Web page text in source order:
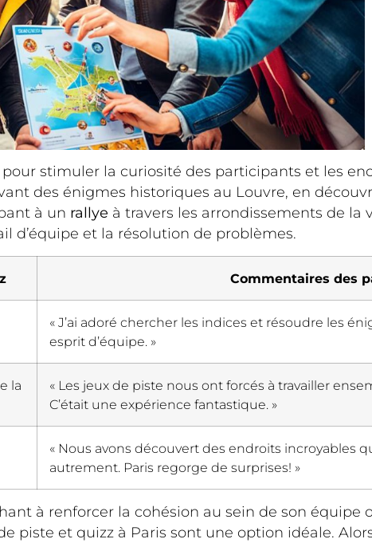
stimuler la curiosité des participants et les
des énigmes historiques au Louvre, en
à un rallye à travers les arrondissements de la
d’équipe et la résolution de problèmes.
Commentaires des
« J’ai adoré chercher les indices et résoudre les
esprit d’équipe. »
la
« Les jeux de piste nous ont forcés à travailler
C’était une expérience fantastique. »
« Nous avons découvert des endroits incroyables
autrement. Paris regorge de surprises! »
à renforcer la cohésion au sein de son équipe
piste et quizz à Paris sont une option idéale.